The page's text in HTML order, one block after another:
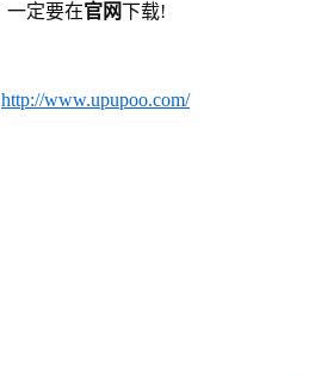
一定要在官网下载!
http://www.upupoo.com/